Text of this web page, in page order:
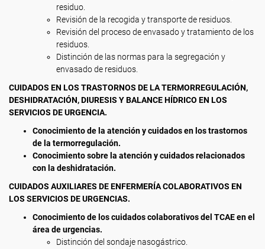
residuo.
Revisión de la recogida y transporte de residuos.
Revisión del proceso de envasado y tratamiento de los
residuos.
Distinción de las normas para la segregación y
envasado de residuos.
CUIDADOS EN LOS TRASTORNOS DE LA TERMORREGULACIÓN,
DESHIDRATACIÓN, DIURESIS Y BALANCE HÍDRICO EN LOS
SERVICIOS DE URGENCIA.
Conocimiento de la atención y cuidados en los trastornos
de la termorregulación.
Conocimiento sobre la atención y cuidados relacionados
con la deshidratación.
CUIDADOS AUXILIARES DE ENFERMERÍA COLABORATIVOS EN
LOS SERVICIOS DE URGENCIAS.
Conocimiento de los cuidados colaborativos del TCAE en el
área de urgencias.
Distinción del sondaje nasogástrico.